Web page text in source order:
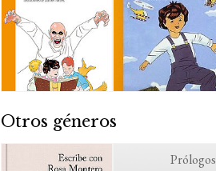
Otros géneros
Prólogos